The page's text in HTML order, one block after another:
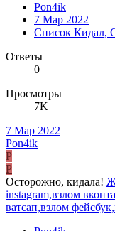
Pon4ik
7 Мар 2022
Список Кидал,
Ответы
0
Просмотры
7K
7 Мар 2022
Pon4ik
P
P
Осторожно, кидала!
instagram,взлом
ватсап,взлом